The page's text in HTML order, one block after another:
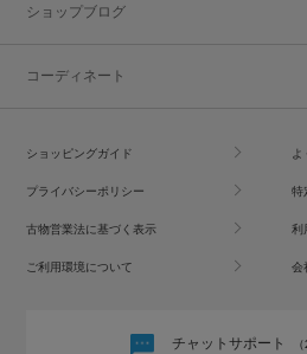
ショップブログ
コーディネート
ショッピングガイド
プライバシーポリシー 特
古物営業法に基づく表示 利
ご利用環境について 会
チャットサポート